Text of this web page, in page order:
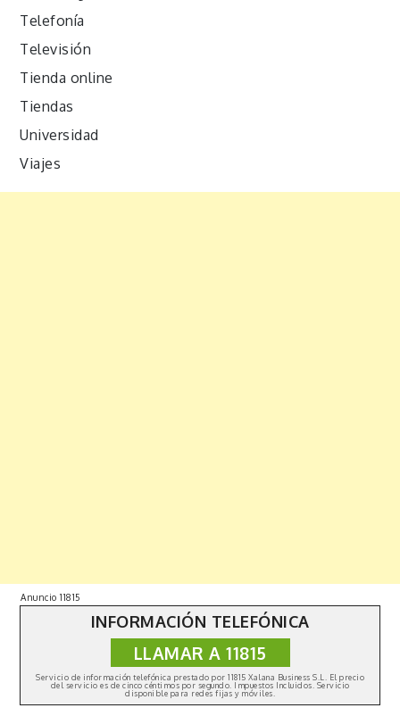
Telefonía
Televisión
Tienda online
Tiendas
Universidad
Viajes
Copyright © 2019 | All Rights Reserved. Fabulist by
Themes|Política de privacidad
Anuncio 11815
INFORMACIÓN TELEFÓNICA
LLAMAR A 11815
Servicio de información telefónica prestado por 11815 Xalana Business S.L. El precio
del servicio es de cinco céntimos por segundo. Impuestos Incluidos. Servicio
disponible para redes fijas y móviles.